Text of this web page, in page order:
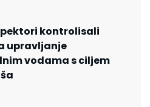
kontrolisali
upravljanje
vodama s ciljem